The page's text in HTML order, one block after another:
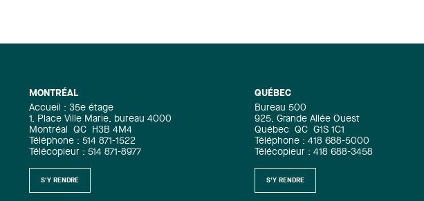
MONTRÉAL
Accueil : 35e étage
1, Place Ville Marie, bureau 4000
Montréal
QC
H3B 4M4
Téléphone : 514 871-1522
Télécopieur : 514 871-8977
S'Y RENDRE
QUÉBEC
Bureau 500
925, Grande Allée Ouest
Québec QC G1S 1C1
Téléphone : 418 688-5000
Télécopieur : 418 688-3458
S'Y RENDRE